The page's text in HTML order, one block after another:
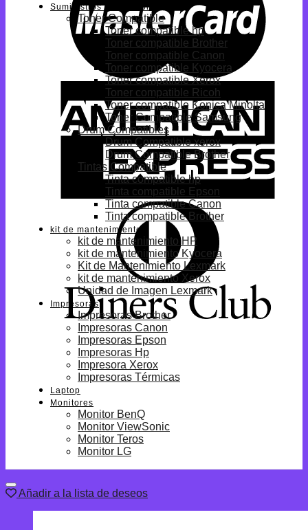
Suministros Compatibles
Toner Compatible
Toner compatible hp
Toner compatible Brother
Toner compatible Canon
Toner compatible Kyocera
Toner compatible Xerox
Toner compatible Ricoh
Toner compatible Konica Minolta
Toner Compatible Samsung
Drum Compatibles
Drum Compatible xerox
Drum Compatible Brother
Tintas Compatible
Tinta compatible hp
Tinta compatible Epson
Tinta compatible Canon
Tinta compatible Brother
kit de mantenimiento
kit de mantenimiento HP
kit de mantenimiento Kyocera
Kit de Mantenimiento Lexmark
kit de mantenimiento Xerox
Unidad de Imagen Lexmark
Impresoras
Impresoras Brother
Impresoras Canon
Impresoras Epson
Impresoras Hp
Impresora Xerox
Impresoras Térmicas
Laptop
Monitores
Monitor BenQ
Monitor ViewSonic
Monitor Teros
Monitor LG
Añadir a la lista de deseos